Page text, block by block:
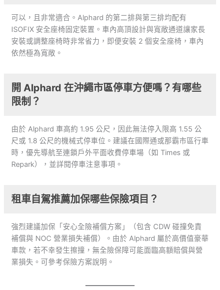
可以，且非常適合。Alphard 的第二排與第三排均配有
ISOFIX 安全座椅固定裝置。車內高頂設計與寬敞通道讓家長
安裝或調整座椅時非常省力，即便安裝 2 個安全座椅，車內
依然極為寬敞。
開 Alphard 在沖繩市區停車方便嗎？有哪些
限制？
由於 Alphard 車高約 1.95 公尺，因此無法停入限高 1.55 公
尺或 1.8 公尺的機械式停車位。建議在國際通或那霸市區行車
時，優先導航至連鎖戶外平面收費停車場（如 Times 或
Repark），並詳閱停車注意事項。
租車自駕推薦加保哪些保險項目？
強烈建議加保「安心全險補償方案」（包含 CDW 碰撞免責
補償與 NOC 營業損失補償）。由於 Alphard 屬於高價值豪華
車款，若不幸發生擦撞，無全險保障可能面臨高額賠償與營
業損失。可參考保險方案說明。